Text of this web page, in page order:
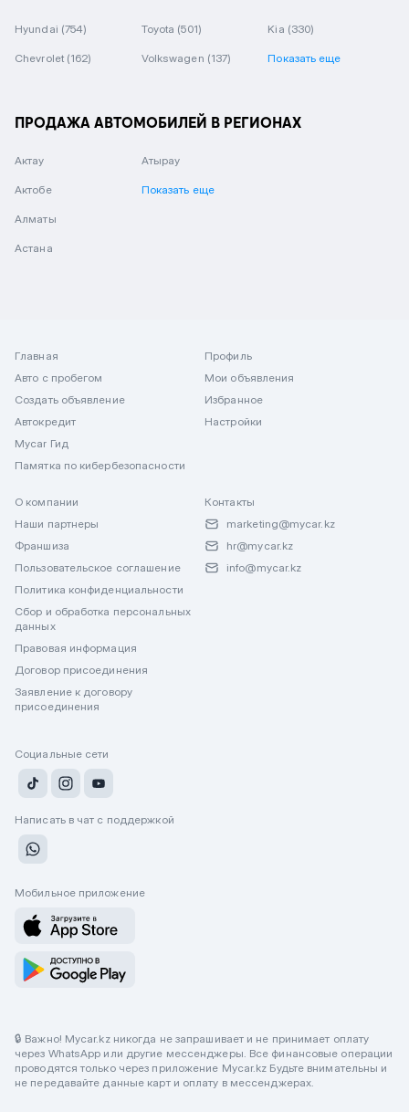
Hyundai (754) Toyota (501) Kia (330)
Chevrolet (162) Volkswagen (137) Показать еще
ПРОДАЖА АВТОМОБИЛЕЙ В РЕГИОНАХ
Актау
Актобе
Алматы
Астана
Атырау
Показать еще
Главная
Авто с пробегом
Создать объявление
Автокредит
Mycar Гид
Памятка по кибербезопасности
Профиль
Мои объявления
Избранное
Настройки
О компании
Наши партнеры
Франшиза
Пользовательское соглашение
Политика конфиденциальности
Сбор и обработка персональных
данных
Правовая информация
Договор присоединения
Заявление к договору
присоединения
Контакты
marketing@mycar.kz
hr@mycar.kz
info@mycar.kz
Социальные сети
Написать в чат с поддержкой
Мобильное приложение
🔒 Важно! Mycar.kz никогда не запрашивает и не принимает оплату
через WhatsApp или другие мессенджеры. Все финансовые операции
проводятся только через приложение Mycar.kz Будьте внимательны и
не передавайте данные карт и оплату в мессенджерах.